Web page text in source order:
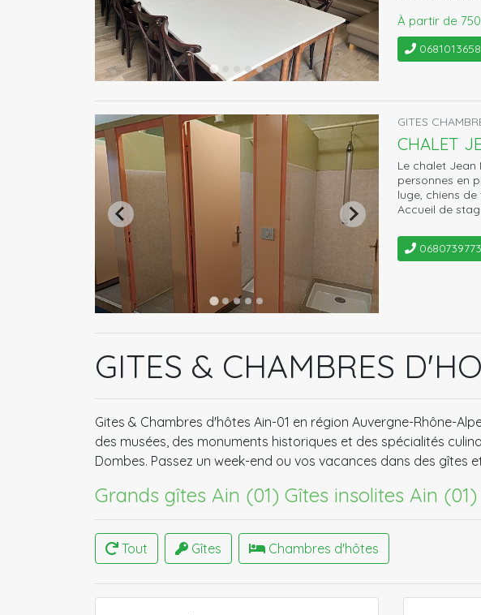
À partir de
0681013658
GITES
CHALET
Le chalet
personnes en
luge, chiens
Accueil de
0680739773
GITES & CHAMBRES
Gites & Chambres d'hôtes Ain-01 en région Auvergne-Rhône-
des musées, des monuments historiques et des spécialités
Dombes. Passez un week-end ou vos vacances dans des gîtes
Grands gîtes Ain (01) Gîtes insolites Ain (01)
Tout Gîtes Chambres d'hôtes